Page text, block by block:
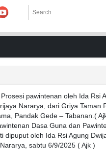
Dasa Guna dan
dipuput oleh Ida Rsi Agung
sabtu 6/9/2025 ( Ajk )